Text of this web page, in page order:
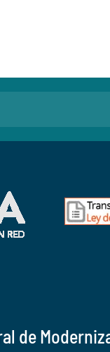
de